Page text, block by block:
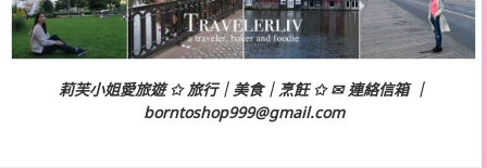
莉芙小姐愛旅遊 ✩ 旅行｜美食｜烹飪 ✩ ✉ 連絡信箱 ｜
borntoshop999@gmail.com